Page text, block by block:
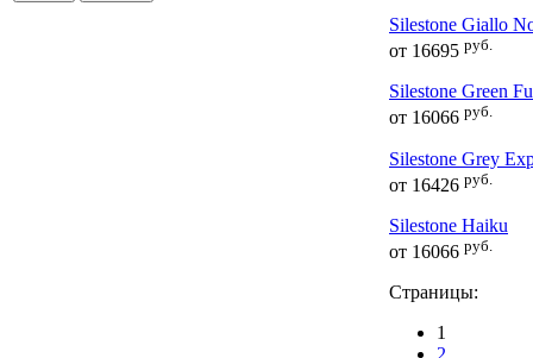
Silestone Giallo
от 16695 руб.
Silestone Green
от 16066 руб.
Silestone Grey
от 16426 руб.
Silestone Haiku
от 16066 руб.
Страницы:
1